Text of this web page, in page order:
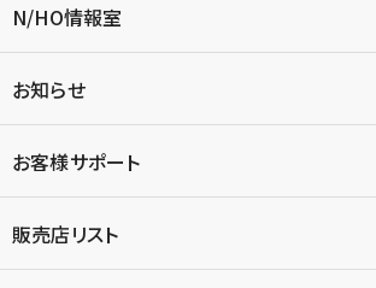
N/HO情報室
お知らせ
お客様サポート
販売店リスト